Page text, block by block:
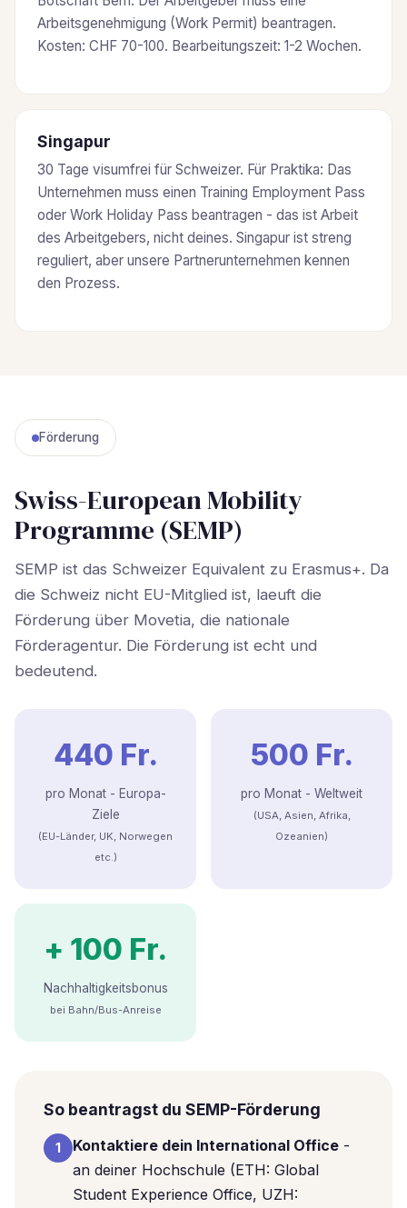
Arbeitsgenehmigung (Work Permit) beantragen.
Kosten: CHF 70-100. Bearbeitungszeit: 1-2 Wochen.
Singapur
30 Tage visumfrei für Schweizer. Für Praktika: Das
Unternehmen muss einen Training Employment Pass
oder Work Holiday Pass beantragen - das ist Arbeit
des Arbeitgebers, nicht deines. Singapur ist streng
reguliert, aber unsere Partnerunternehmen kennen
den Prozess.
Förderung
Swiss-European Mobility
Programme (SEMP)
SEMP ist das Schweizer Equivalent zu Erasmus+. Da
die Schweiz nicht EU-Mitglied ist, laeuft die
Förderung über Movetia, die nationale
Förderagentur. Die Förderung ist echt und
bedeutend.
440 Fr.
pro Monat - Europa-
Ziele
(EU-Länder, UK, Norwegen
etc.)
500 Fr.
pro Monat - Weltweit
(USA, Asien, Afrika,
Ozeanien)
+ 100 Fr.
Nachhaltigkeitsbonus
bei Bahn/Bus-Anreise
So beantragst du SEMP-Förderung
1 Kontaktiere dein International Office -
an deiner Hochschule (ETH: Global
Student Experience Office, UZH: